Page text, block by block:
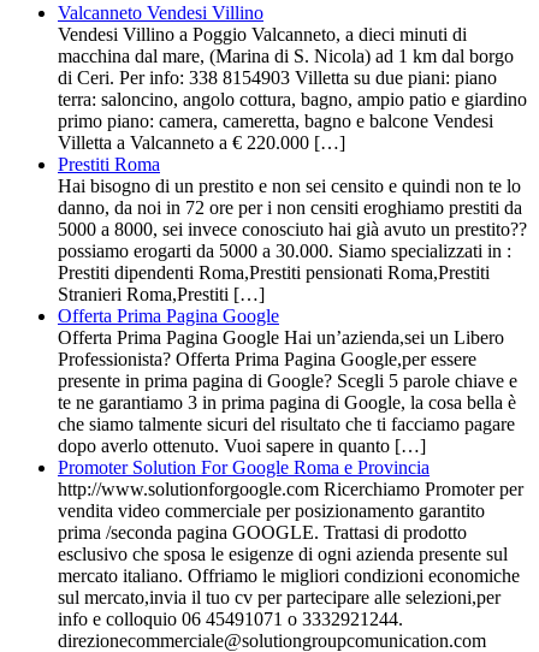
Valcanneto Vendesi Villino
Vendesi Villino a Poggio Valcanneto, a dieci minuti di
macchina dal mare, (Marina di S. Nicola) ad 1 km dal borgo
di Ceri. Per info: 338 8154903 Villetta su due piani: piano
terra: saloncino, angolo cottura, bagno, ampio patio e giardino
primo piano: camera, cameretta, bagno e balcone Vendesi
Villetta a Valcanneto a € 220.000 […]
Prestiti Roma
Hai bisogno di un prestito e non sei censito e quindi non te lo
danno, da noi in 72 ore per i non censiti eroghiamo prestiti da
5000 a 8000, sei invece conosciuto hai già avuto un prestito??
possiamo erogarti da 5000 a 30.000. Siamo specializzati in :
Prestiti dipendenti Roma,Prestiti pensionati Roma,Prestiti
Stranieri Roma,Prestiti […]
Offerta Prima Pagina Google
Offerta Prima Pagina Google Hai un’azienda,sei un Libero
Professionista? Offerta Prima Pagina Google,per essere
presente in prima pagina di Google? Scegli 5 parole chiave e
te ne garantiamo 3 in prima pagina di Google, la cosa bella è
che siamo talmente sicuri del risultato che ti facciamo pagare
dopo averlo ottenuto. Vuoi sapere in quanto […]
Promoter Solution For Google Roma e Provincia
http://www.solutionforgoogle.com Ricerchiamo Promoter per
vendita video commerciale per posizionamento garantito
prima /seconda pagina GOOGLE. Trattasi di prodotto
esclusivo che sposa le esigenze di ogni azienda presente sul
mercato italiano. Offriamo le migliori condizioni economiche
sul mercato,invia il tuo cv per partecipare alle selezioni,per
info e colloquio 06 45491071 o 3332921244.
direzionecommerciale@solutiongroupcomunication.com